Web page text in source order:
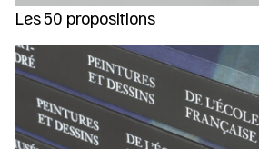
Les 50 propositions